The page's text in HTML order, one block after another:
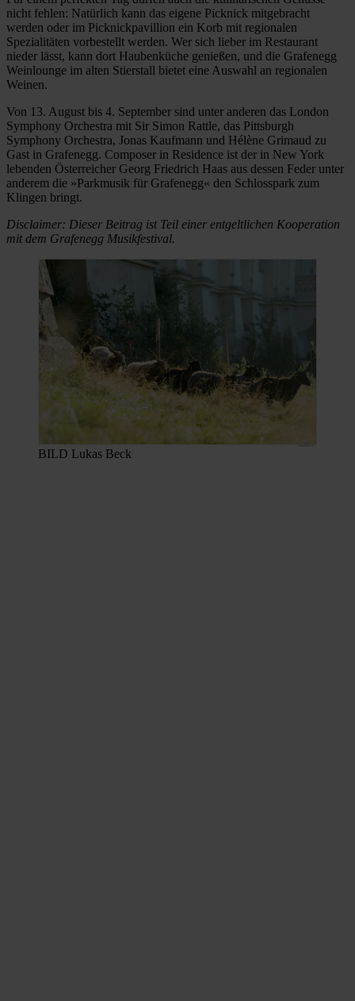
nicht fehlen: Natürlich kann das eigene Picknick mitgebracht
werden oder im Picknickpavillion ein Korb mit regionalen
Spezialitäten vorbestellt werden. Wer sich lieber im Restaurant
nieder lässt, kann dort Haubenküche genießen, und die Grafenegg
Weinlounge im alten Stierstall bietet eine Auswahl an regionalen
Weinen.
Von 13. August bis 4. September sind unter anderen das London
Symphony Orchestra mit Sir Simon Rattle, das Pittsburgh
Symphony Orchestra, Jonas Kaufmann und Hélène Grimaud zu
Gast in Grafenegg. Composer in Residence ist der in New York
lebenden Österreicher Georg Friedrich Haas aus dessen Feder unter
anderem die »Parkmusik für Grafenegg« den Schlosspark zum
Klingen bringt.
Disclaimer: Dieser Beitrag ist Teil einer entgeltlichen Kooperation
mit dem Grafenegg Musikfestival.
BILD Lukas Beck